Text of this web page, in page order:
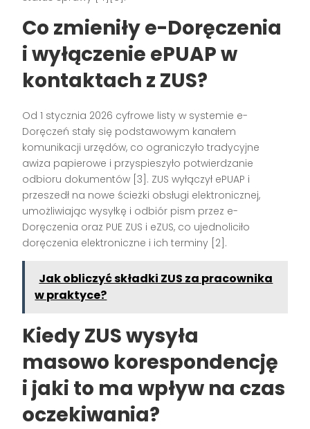
Co zmieniły e-Doręczenia
i wyłączenie ePUAP w
kontaktach z ZUS?
Od 1 stycznia 2026 cyfrowe listy w systemie e-
Doręczeń stały się podstawowym kanałem
komunikacji urzędów, co ograniczyło tradycyjne
awiza papierowe i przyspieszyło potwierdzanie
odbioru dokumentów [3]. ZUS wyłączył ePUAP i
przeszedł na nowe ścieżki obsługi elektronicznej,
umożliwiając wysyłkę i odbiór pism przez e-
Doręczenia oraz PUE ZUS i eZUS, co ujednoliciło
doręczenia elektroniczne i ich terminy [2].
Jak obliczyć składki ZUS za pracownika
w praktyce?
Kiedy ZUS wysyła
masowo korespondencję
i jaki to ma wpływ na czas
oczekiwania?